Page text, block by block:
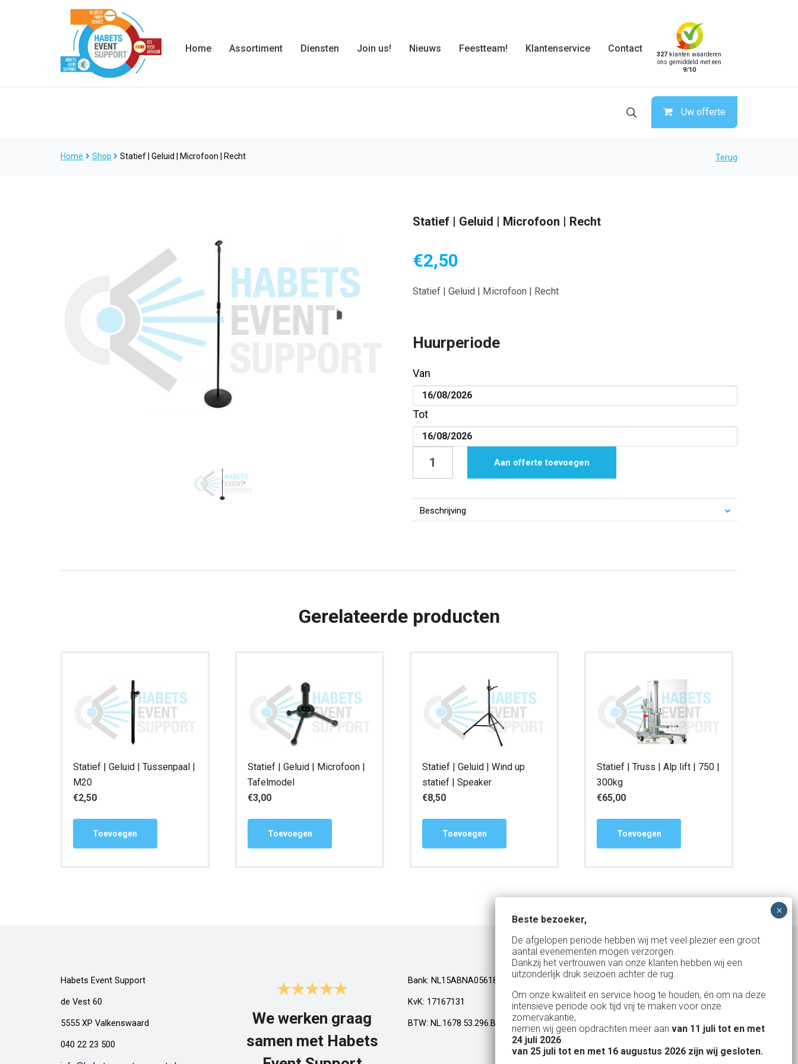
Home Assortiment Diensten Join us! Nieuws Feestteam! Klantenservice Contact
327 klanten waarderen
ons gemiddeld met een
9/10
Uw offerte
Home Shop Statief | Geluid | Microfoon | Recht Terug
Statief | Geluid | Microfoon | Recht
€2,50
Statief | Geluid | Microfoon | Recht
Huurperiode
Van
Tot
Microfoon
Aan offerte toevoegen
Beschrijving
Gerelateerde producten
Statief | Geluid | Tussenpaal |
M20
€2,50
Toevoegen
Statief | Geluid | Microfoon |
Tafelmodel
€3,00
Toevoegen
Statief | Geluid | Wind up
statief | Speaker
€8,50
Toevoegen
Statief | Truss | Alp lift | 750 |
300kg
€65,00
Toevoegen
Habets Event Support
de Vest 60
5555 XP Valkenswaard
040 22 23 500
We werken graag
samen met Habets
Top!
Al een aantal jaar huren wij in Geldrop
een kamphuis met vrienden. We huren
Bank: NL15ABNA0561810710
KvK: 17167131
BTW: NL.1678.53.296.B01
Uw partner in:
Evenementen verhuur
Beste bezoeker,
De afgelopen periode hebben wij met veel plezier een groot
aantal evenementen mogen verzorgen.
Dankzij het vertrouwen van onze klanten hebben wij een
uitzonderlijk druk seizoen achter de rug.
Om onze kwaliteit en service hoog te houden, én om na deze
intensieve periode ook tijd vrij te maken voor onze
zomervakantie,
nemen wij geen opdrachten meer aan van 11 juli tot en met
24 juli 2026.
van 25 juli tot en met 16 augustus 2026 zijn wij gesloten.